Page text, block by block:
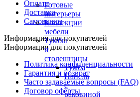
Готовые
интерьеры
Коллекции
мебели
Тумбы
и
столешницы
Тумба
Панель
с
раковиной
Оплата
Доставка
Самовывоз
Информация для покупателей
Информация для покупателей
Политика конфиденциальности
Гарантия и возврат
Часто задаваемые вопросы (FAQ)
Договор оферты